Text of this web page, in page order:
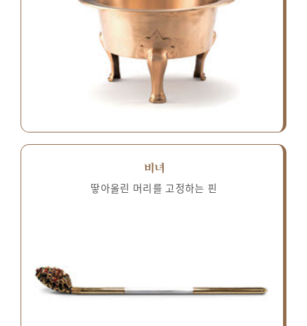
비녀
땋아올린 머리를 고정하는 핀